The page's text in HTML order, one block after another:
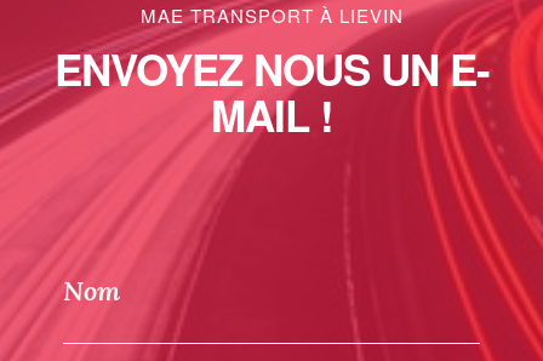
MAE TRANSPORT À LIEVIN
ENVOYEZ NOUS UN E-
MAIL !
Nom